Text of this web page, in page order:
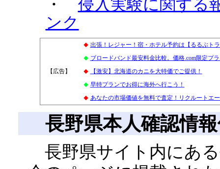
・ 侵入実験に関する
ンク
【広告】
◆ 出張！レジャー！宿・ホテル予約は【るるぶト
◆ ブロードバンド最安料金比較。価格.com限定プ
◆ 【激安】北海道のカニを大特価でご提供！
◆ 早特プランでお得に海外へ行こう！
◆ あなたの市場価値を無料で査定！リクルートエ
長野県本人確認情
長野県サイト内にあ